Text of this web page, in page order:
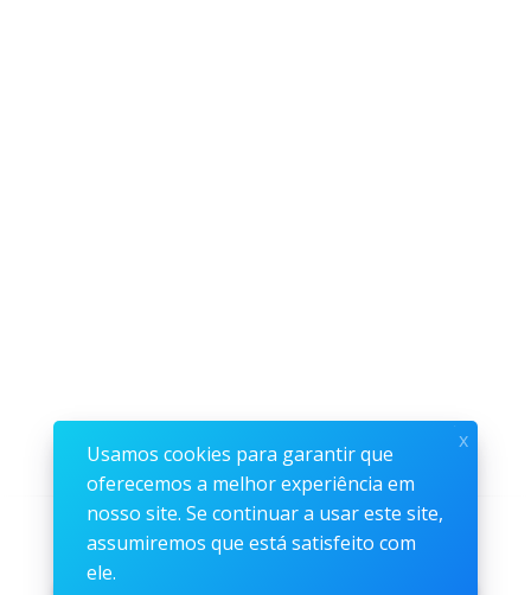
Siga-nos
Usamos cookies para garantir que
oferecemos a melhor experiência em
nosso site. Se continuar a usar este site,
assumiremos que está satisfeito com
ele.
x